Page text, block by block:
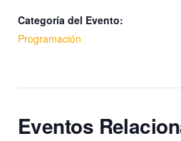
Categoría del Evento:
Programación
Eventos